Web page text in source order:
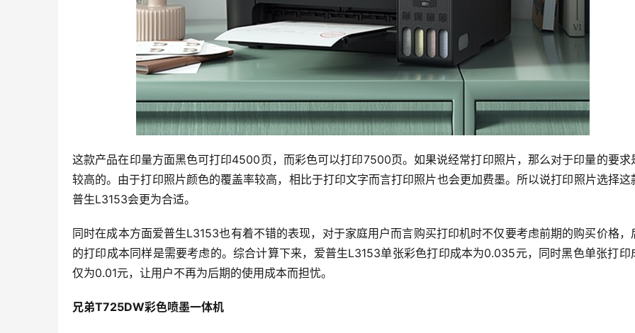
这款产品在印量方面黑色可打印4500页，而彩色可以打印7500页。如果说经常打印照片，那么对于印量的要求
较高的。由于打印照片颜色的覆盖率较高，相比于打印文字而言打印照片也会更加费墨。所以说打印照片选择这
普生L3153会更为合适。
同时在成本方面爱普生L3153也有着不错的表现，对于家庭用户而言购买打印机时不仅要考虑前期的购买价格，
的打印成本同样是需要考虑的。综合计算下来，爱普生L3153单张彩色打印成本为0.035元，同时黑色单张打印
仅为0.01元，让用户不再为后期的使用成本而担忧。
兄弟T725DW彩色喷墨一体机